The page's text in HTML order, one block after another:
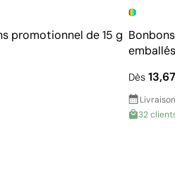
promotionnel de 15 g
Dès
Livraison
32